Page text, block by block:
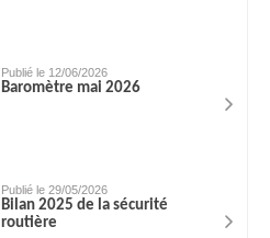
Publié le 12/06/2026
Baromètre mai 2026
Publié le 29/05/2026
Bilan 2025 de la sécurité
routière